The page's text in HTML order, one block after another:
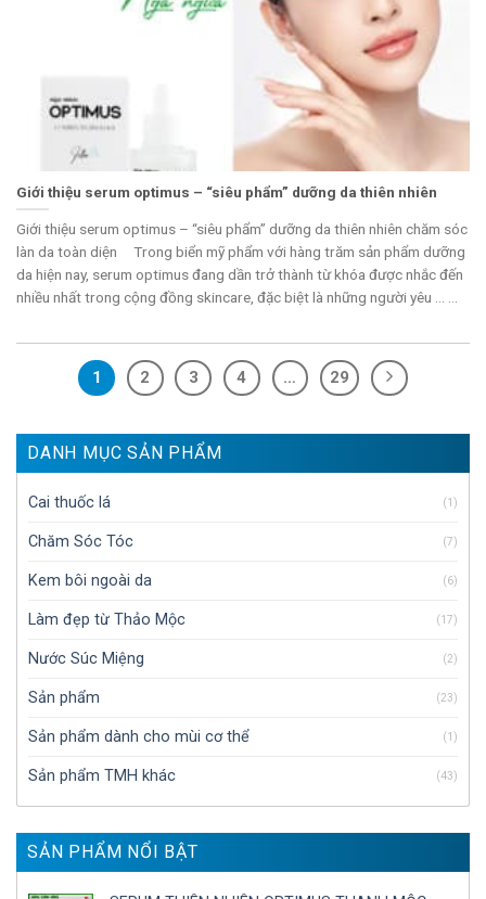
Giới thiệu serum optimus – “siêu phẩm” dưỡng da thiên nhiên
Giới thiệu serum optimus – “siêu phẩm” dưỡng da thiên nhiên chăm sóc
làn da toàn diện Trong biển mỹ phẩm với hàng trăm sản phẩm dưỡng
da hiện nay, serum optimus đang dần trở thành từ khóa được nhắc đến
nhiều nhất trong cộng đồng skincare, đặc biệt là những người yêu ... ...
1 2 3 4 … 29
DANH MỤC SẢN PHẨM
Cai thuốc lá (1)
Chăm Sóc Tóc (7)
Kem bôi ngoài da (6)
Làm đẹp từ Thảo Mộc (17)
Nước Súc Miệng (2)
Sản phẩm (23)
Sản phẩm dành cho mùi cơ thể (1)
Sản phẩm TMH khác (43)
SẢN PHẨM NỔI BẬT